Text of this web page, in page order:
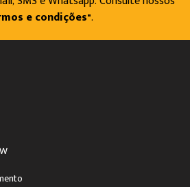
e condições".